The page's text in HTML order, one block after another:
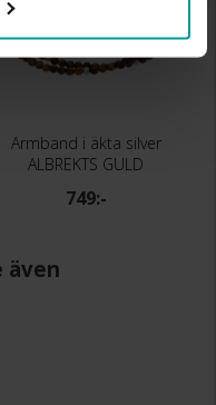
Armband i äkta silver
ALBREKTS GULD
749:-
även